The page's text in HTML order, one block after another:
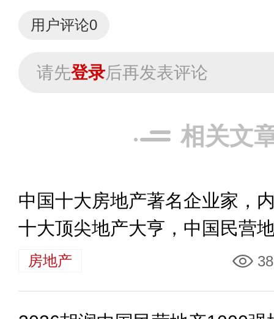
用户评论0
请先登录后再发表评论
相关文
中国十大房地产著名企业家，
十大顶尖地产大亨，中国民营
界的领军人物
房地产